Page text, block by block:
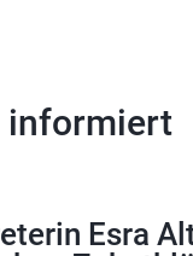
informiert
Esra